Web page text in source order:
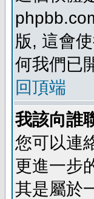
版, 這會
何我們已
回頂端
我該向誰
您可以連
更進一步
其是屬於